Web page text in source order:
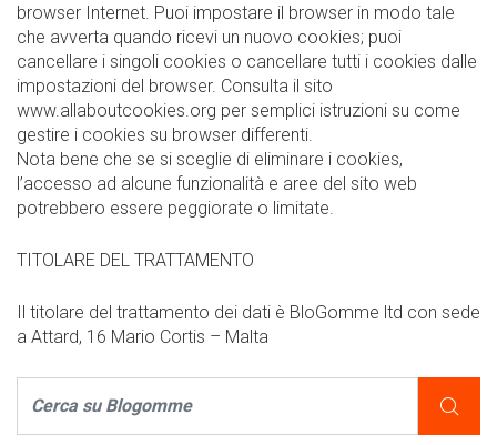
browser Internet. Puoi impostare il browser in modo tale
che avverta quando ricevi un nuovo cookies; puoi
cancellare i singoli cookies o cancellare tutti i cookies dalle
impostazioni del browser. Consulta il sito
www.allaboutcookies.org per semplici istruzioni su come
gestire i cookies su browser differenti.
Nota bene che se si sceglie di eliminare i cookies,
l’accesso ad alcune funzionalità e aree del sito web
potrebbero essere peggiorate o limitate.
TITOLARE DEL TRATTAMENTO
Il titolare del trattamento dei dati è BloGomme ltd con sede
a Attard, 16 Mario Cortis – Malta